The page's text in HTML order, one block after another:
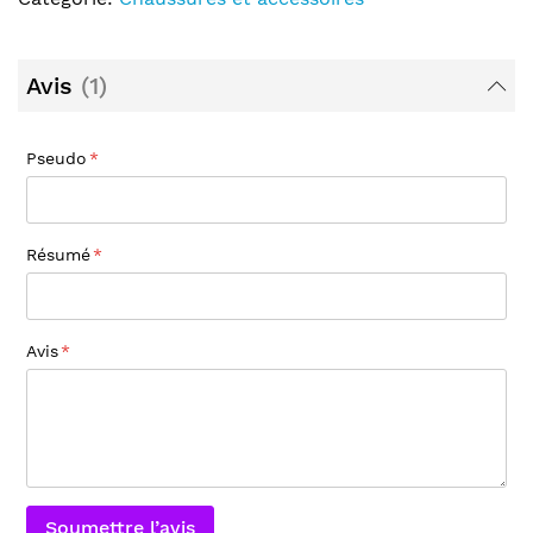
Avis 1
Pseudo
Résumé
Avis
Soumettre l’avis